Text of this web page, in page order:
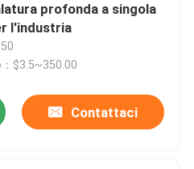
profonda a singola
l'industria
$3.5~350.00
Contattaci